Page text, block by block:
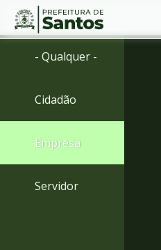
Ir
Ir
menu
Conteúdo
- Qualquer -
Cidadão
Empresa
Servidor